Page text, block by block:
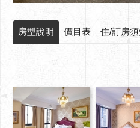
房型說明 價目表 住/訂房